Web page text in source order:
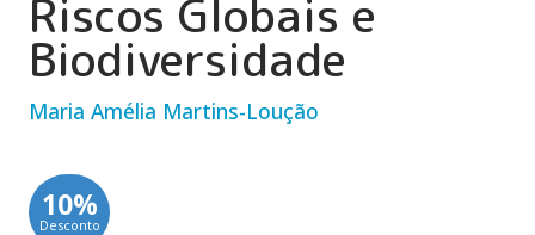
Riscos Globais e
Biodiversidade
Maria Amélia Martins-Loução
10%
Desconto